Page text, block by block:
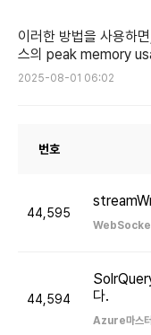
이러한 방법을 사용하
스의 peak memory
2025-08-01 06:02
번호
44,595
44,594
다.
Azure마스터